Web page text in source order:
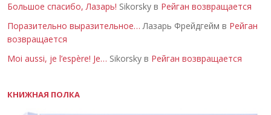
Большое спасибо, Лазарь! Sikorsky в Рейган возвращается
Поразительно выразительное… Лазарь Фрейдгейм в Рейган
возвращается
Moi aussi, je l’espère! Je… Sikorsky в Рейган возвращается
КНИЖНАЯ ПОЛКА